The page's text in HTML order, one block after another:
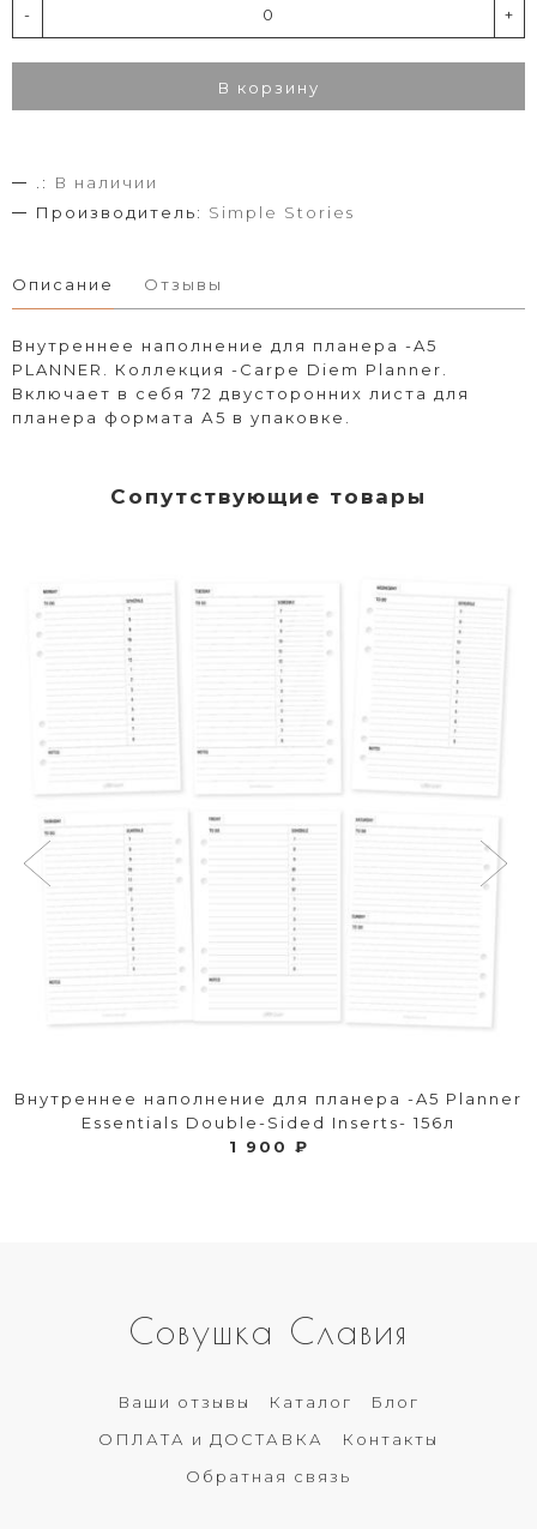
- +
В корзину
.:
В наличии
Производитель: Simple Stories
Описание Отзывы
Внутреннее наполнение для планера -A5
PLANNER. Коллекция -Carpe Diem Planner.
Включает в себя 72 двусторонних листа для
планера формата А5 в упаковке.
Сопутствующие товары
Внутреннее наполнение для планера -A5 Planner
Essentials Double-Sided Inserts- 156л
1 900 ₽
Совушка Славия
Ваши отзывы Каталог
Блог
ОПЛАТА и ДОСТАВКА
Контакты
Обратная связь